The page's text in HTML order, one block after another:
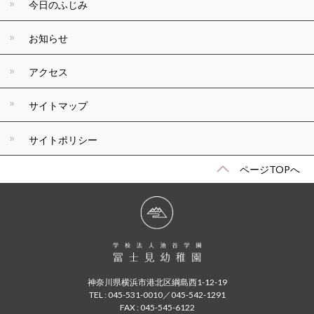
今日のふじみ
お知らせ
アクセス
サイトマップ
サイトポリシー
ページTOPへ
神奈川県横浜市港北区綱島西1-12-19
TEL : 045-531-0010／045-542-1291
FAX : 045-545-6122